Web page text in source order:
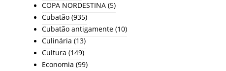
COPA NORDESTINA (5)
Cubatão (935)
Cubatão antigamente (10)
Culinária (13)
Cultura (149)
Economia (99)